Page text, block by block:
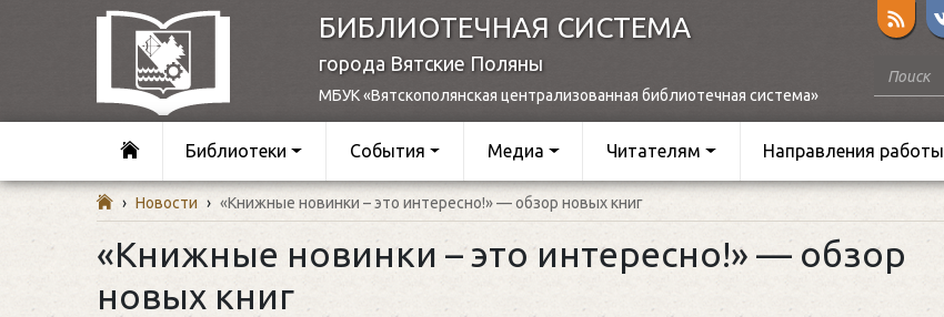
БИБЛИОТЕЧНАЯ СИСТЕМА
города Вятские Поляны
МБУК «Вятскополянская централизованная библиотечная система»
Библиотеки События Медиа Читателям Направления работы
› Новости › «Книжные новинки – это интересно!» — обзор новых книг
«Книжные новинки – это интересно!» — обзор
новых книг